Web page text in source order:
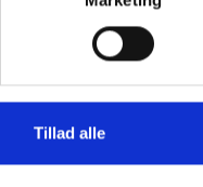
Tillad alle